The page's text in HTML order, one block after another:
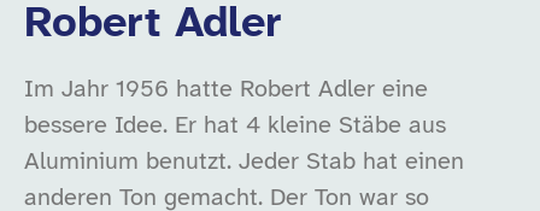
Robert Adler
Im Jahr 1956 hatte Robert Adler eine
bessere Idee. Er hat 4 kleine Stäbe aus
Aluminium benutzt. Jeder Stab hat einen
anderen Ton gemacht. Der Ton war so